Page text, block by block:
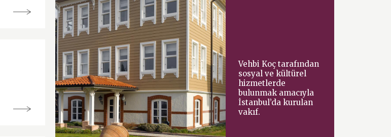
Vehbi Koç tarafından
sosyal ve kültürel
hizmetlerde
bulunmak amacıyla
İstanbul’da kurulan
vakıf.